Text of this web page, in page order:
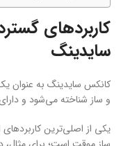
کاربردهای
سایدینگ
کانکس سایدینگ به عنوان
و ساز شناخته می‌شود و
یکی از اصلی‌ترین